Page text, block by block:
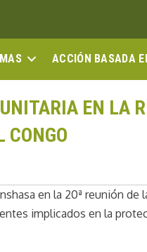
ACCIÓN BASADA
EN LA
CONGO
en la 20ª reunión de
implicados en la